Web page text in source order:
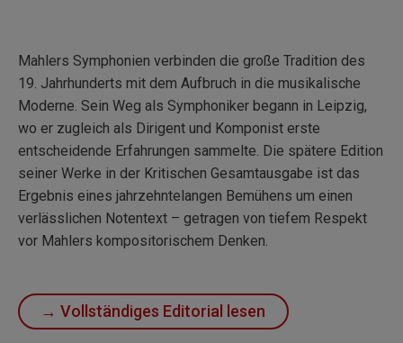
Mahlers Symphonien verbinden die große Tradition des
19. Jahrhunderts mit dem Aufbruch in die musikalische
Moderne. Sein Weg als Symphoniker begann in Leipzig,
wo er zugleich als Dirigent und Komponist erste
entscheidende Erfahrungen sammelte. Die spätere Edition
seiner Werke in der Kritischen Gesamtausgabe ist das
Ergebnis eines jahrzehntelangen Bemühens um einen
verlässlichen Notentext – getragen von tiefem Respekt
vor Mahlers kompositorischem Denken.
→ Vollständiges Editorial lesen